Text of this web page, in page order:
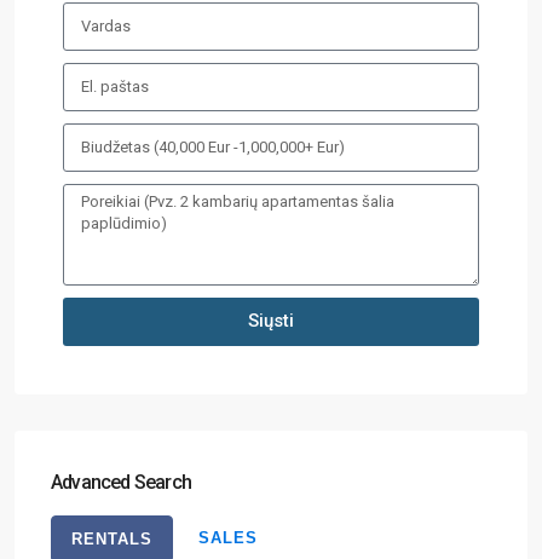
Siųsti
Advanced Search
RENTALS SALES